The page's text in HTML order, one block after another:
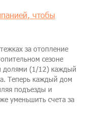
чтобы
за отопление
сезоне
долями (1/12) каждый
Теперь каждый дом
подъезды и
уменьшить счета за